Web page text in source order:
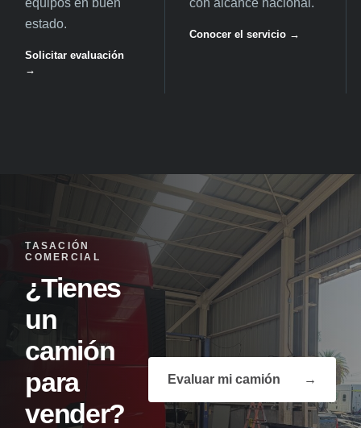
equipos en buen
estado.
Solicitar evaluación
→
con alcance nacional.
Conocer el servicio →
TASACIÓN
COMERCIAL
¿Tienes
un
camión
para
vender?
Evaluar mi camión →